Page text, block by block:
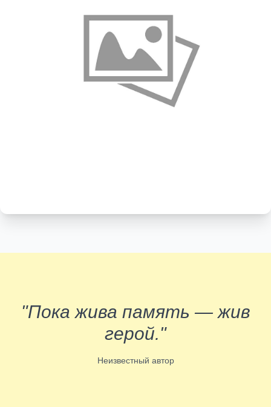
"Пока жива память — жив
герой."
Неизвестный автор